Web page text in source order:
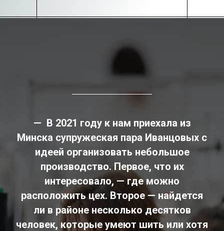
— В 2021 году к нам приехала из
Минска супружеская пара Иванцовых с
идеей организовать небольшое
производство. Первое, что их
интересовало, — где можно
расположить цех. Второе — найдется
ли в районе несколько десятков
человек, которые умеют шить или хотя